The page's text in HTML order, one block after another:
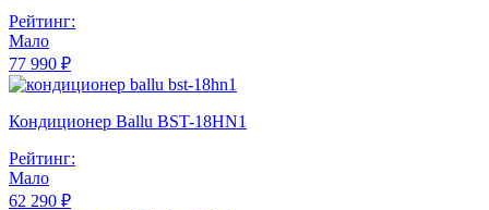
Рейтинг:
Мало
77 990 ₽
Кондиционер Ballu BST-18HN1
Рейтинг:
Мало
62 290 ₽